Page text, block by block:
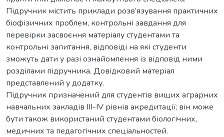
Підручник містить приклади розв’язування практичних
біофізичних проблем, контрольні завдання для
перевірки засвоєння матеріалу студентами та
контрольні запитання, відповіді на які студенти
зможуть дати у разі ознайомлення із відповід­ ними
розділами підручника. Довідковий матеріал
представлений у додатку.
Підручник призначений для студентів вищих аграрних
навчальних закладів III-IV рівнів акредитації; він може
бути також використаний студентами біологіч­них,
медичних та педагогічних спеціальностей.